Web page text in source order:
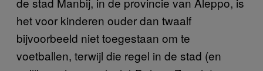
het voor kinderen ouder dan twaalf
bijvoorbeeld niet toegestaan om te
voetballen, terwijl die regel in de stad (en